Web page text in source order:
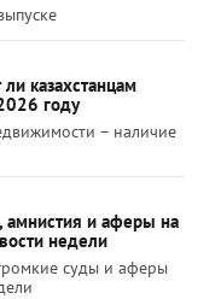
казахстанцам
году
– наличие
амнистия и аферы на
недели
суды и аферы